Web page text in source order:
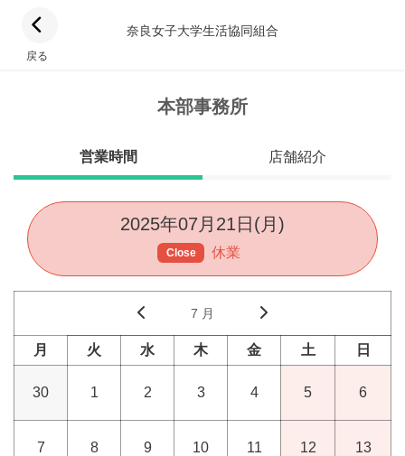
戻る
奈良女子大学生活協同組合
本部事務所
営業時間 店舗紹介
2025年07月21日(月)
Close 休業
7 月
月 火 水 木 金 土 日
30 1 2 3 4 5 6
7 8 9 10 11 12 13